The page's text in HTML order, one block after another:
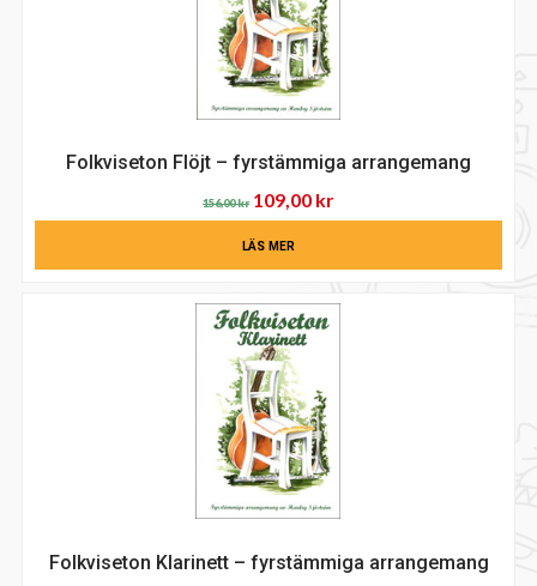
Folkviseton Flöjt – fyrstämmiga arrangemang
156,00kr Det
ursprungliga
priset
156,00 kr.
109,00 krDet
nuvarande
LÄS MER
Folkviseton Klarinett – fyrstämmiga arrangemang